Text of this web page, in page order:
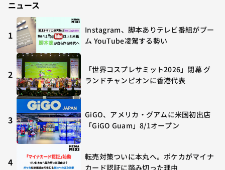
ニュース
1
Instagram、脚本ありテレビ番組がブー
ム YouTube凌駕する勢い
2
「世界コスプレサミット2026」閉幕 グ
ランドチャンピオンに香港代表
3
GiGO、アメリカ・グアムに米国初出店
「GiGO Guam」8/1オープン
4
転売対策ついに本丸へ。ポケカがマイナ
カード認証に踏み切った理由